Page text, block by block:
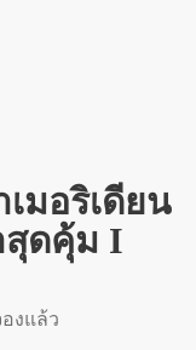
เมอริเดียน
สุดคุ้ม I
องแล้ว